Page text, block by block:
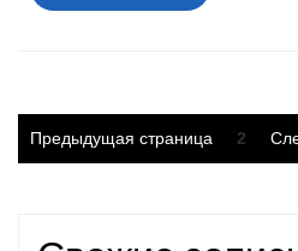
далее
Пагинация
записей
Предыдущая страница 2